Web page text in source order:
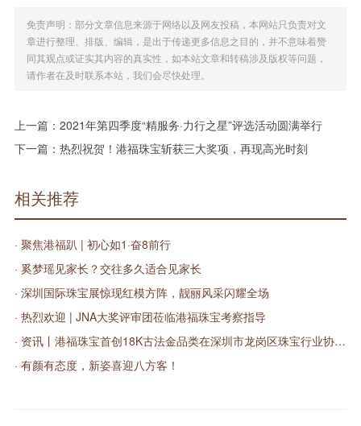
免责声明：部分文章信息来源于网络以及网友投稿，本网站只负责对文
章进行整理、排版、编辑，是出于传递更多信息之目的，并不意味着赞
同其观点或证实其内容的真实性，如本站文章和转稿涉及版权等问题，
请作者在及时联系本站，我们会尽快处理。
上一篇： 2021年第四季度“精服务·力行之星”评选活动圆满举行
下一篇： 热烈祝贺！港福珠宝斩获三大奖项，再现高光时刻
相关推荐
· 聚焦港福趴 | 初心如1·奋8前行
· 奚梦瑶见家长？交往多久适合见家长
· 深圳国际珠宝展惊现红模方阵，靓丽风采闪耀全场
· 热烈欢迎 | JNA大奖评审团莅临港福珠宝考察指导
· 资讯丨港福珠宝首创18K古法金品类在深圳市龙岗区珠宝行业协会第二次会员大会绽放异彩
· 有颜有态度，新姿喜迎八方客！